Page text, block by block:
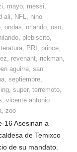
mayo messi
ali NFL
nino
,ondas ,orlando ,oso
plebiscito
PRI prince
revenant rickman
aguirre ,san
,septiembre
,super,terremoto
,vicente antonio
zoo
16 Asesinan a
de Temixco
de su mandato.